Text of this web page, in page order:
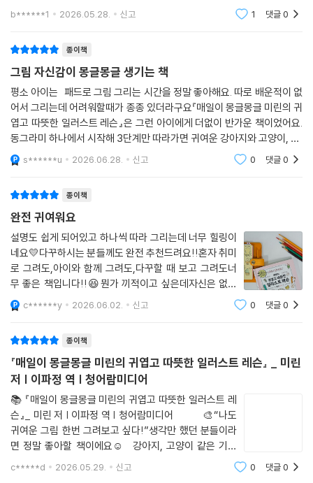
다 너무 부럽더라고요귀여운 그림들을 어찌나 잘 그리시
b******1 2026.05.28. 신고 1 댓글0
종이책
그림 자신감이 몽글몽글 생기는 책
평소 아이는 패드로 그림 그리는 시간을 정말 좋아해요. 따로 배운적이 없
어서 그리는데 어려워할때가 종종 있더라구요『매일이 몽글몽글 미린의 귀
엽고 따뜻한 일러스트 레슨』은 그런 아이에게 더없이 반가운 책이었어요.
동그라미 하나에서 시작해 3단계만 따라가면 귀여운 강아지와 고양이, 빵,
디저트, 소품까지 하나씩 완성되는 구성이라 그림을 어려워하는 아이도 자
연스럽게 자
s******u 2026.06.28. 신고 0 댓글0
종이책
완전 귀여워요
설명도 쉽게 되어있고 하나씩 따라 그리는데 너무 힐링이
네요💛다꾸하시는 분들께도 완전 추천드려요!!혼자 취미
로 그려도,아이와 함께 그려도,다꾸할 때 보고 그려도너
무 좋은 책입니다!!😆뭔가 끼적이고 싶은데자신은 없는
분들께 강력 추천합니다💛💛
c******y 2026.06.02. 신고 0 댓글0
종이책
『매일이 몽글몽글 미린의 귀엽고 따뜻한 일러스트 레슨』 _ 미린
저 | 이파정 역 | 청어람미디어
📚 『매일이 몽글몽글 미린의 귀엽고 따뜻한 일러스트 레
슨』_ 미린 저 | 이파정 역 | 청어람미디어 🎨“나도
귀여운 그림 한번 그려보고 싶다!”생각만 했던 분들이라
면 정말 좋아할 책이에요☺️ 강아지, 고양이 같은 기본
동물부터음료, 디저트, 계절 소품까지아기자기하고 사랑
c*****d 2026.05.29. 신고 0 댓글0